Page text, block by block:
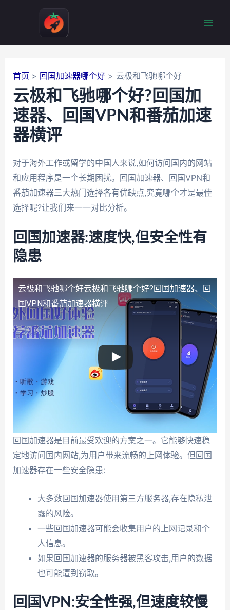
首页 回国加速器哪个好 云极和飞驰哪个好
云极和飞驰哪个好?回国加
速器、回国VPN和番茄加速
器横评
对于海外工作或留学的中国人来说,如何访问国内的网站
和应用程序是一个长期困扰。回国加速器、回国VPN和
番茄加速器三大热门选择各有优缺点,究竟哪个才是最佳
选择呢?让我们来一一对比分析。
回国加速器:速度快,但安全性有
隐患
云极和飞驰哪个好云极和飞驰哪个好?回国加速器、回
国VPN和番茄加速器横评
回国加速器是目前最受欢迎的方案之一。它能够快速稳
定地访问国内网站,为用户带来流畅的上网体验。但回国
加速器存在一些安全隐患:
大多数回国加速器使用第三方服务器,存在隐私泄
露的风险。
一些回国加速器可能会收集用户的上网记录和个
人信息。
如果回国加速器的服务器被黑客攻击,用户的数据
也可能遭到窃取。
回国VPN:安全性强,但速度较慢